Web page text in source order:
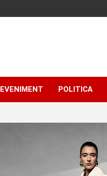
EVENIMENT POLITICA